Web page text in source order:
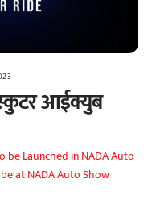
स्कुटर आईक्युब
be Launched in NADA Auto
at NADA Auto Show